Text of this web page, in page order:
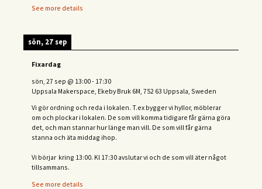
See more details
sön, 27 sep
Fixardag
sön, 27 sep @ 13:00- 17:30
Uppsala Makerspace, Ekeby Bruk 6M, 752 63 Uppsala, Sweden
Vi gör ordning och reda i lokalen. T.ex bygger vi hyllor, möblerar
om och plockar i lokalen. De som vill komma tidigare får gärna göra
det, och man stannar hur länge man vill. De som vill får gärna
stanna och äta middag ihop.
Vi börjar kring 13:00. Kl 17:30 avslutar vi och de som vill äter något
tillsammans.
See more details